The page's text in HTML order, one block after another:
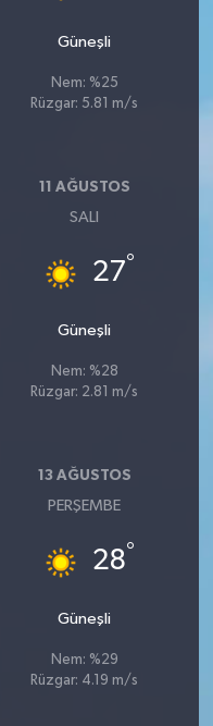
Güneşli
Nem: %25
Rüzgar: 5.81 m/s
11 AĞUSTOS
SALI
27°
Güneşli
Nem: %28
Rüzgar: 2.81 m/s
13 AĞUSTOS
PERŞEMBE
28°
Güneşli
Nem: %29
Rüzgar: 4.19 m/s